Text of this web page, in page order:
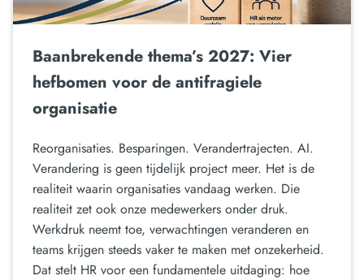
Baanbrekende thema’s 2027: Vier
hefbomen voor de antifragiele
organisatie
Reorganisaties. Besparingen. Verandertrajecten. AI.
Verandering is geen tijdelijk project meer. Het is de
realiteit waarin organisaties vandaag werken. Die
realiteit zet ook onze medewerkers onder druk.
Werkdruk neemt toe, verwachtingen veranderen en
teams krijgen steeds vaker te maken met onzekerheid.
Dat stelt HR voor een fundamentele uitdaging: hoe